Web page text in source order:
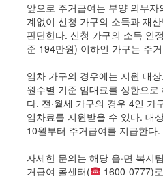
앞으로 주거급여는 부양 의무
계없이 신청 가구의 소득과 재
판단한다. 신청 가구의 소득 인
준 194만원) 이하인 가구는 주
임차 가구의 경우에는 지원 대
원수별 기준 임대료를 상한으
다. 전·월세 가구의 경우 4인 가
임차료를 지원받을 수 있다. 대
10월부터 주거급여를 지급한다.
자세한 문의는 해당 읍·면 복지
거급여 콜센터(
1600-0777)